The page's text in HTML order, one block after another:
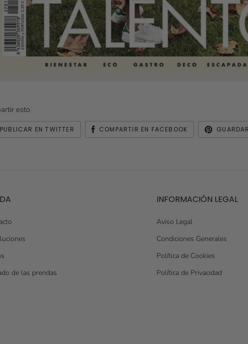
esto
PUBLICAR EN TWITTER COMPARTIR EN FACEBOOK
de las prendas
INFORMACIÓN LEGAL
Aviso Legal
Condiciones Generales
Política de Cookies
Política de Privacidad